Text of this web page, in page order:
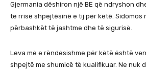
Gjermania dëshiron një BE që ndryshon
të rrisë shpejtësinë e tij për këtë. Sidomos
përbashkët të jashtme dhe të sigurisë.
Leva më e rëndësishme për këtë është
shpejtë me shumicë të kualifikuar. Ne nuk